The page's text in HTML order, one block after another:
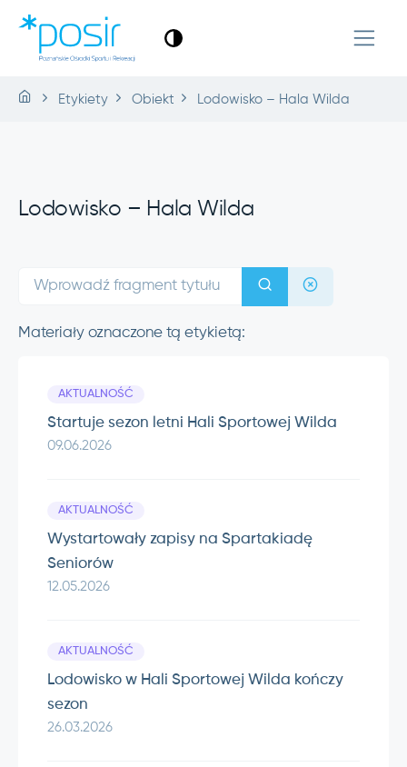
Etykiety Obiekt Lodowisko – Hala Wilda
Lodowisko – Hala Wilda
Materiały oznaczone tą etykietą:
Startuje sezon letni Hali Sportowej Wilda
09.06.2026
AKTUALNOŚĆ
Wystartowały zapisy na Spartakiadę
Seniorów
12.05.2026
AKTUALNOŚĆ
Lodowisko w Hali Sportowej Wilda kończy
sezon
26.03.2026
AKTUALNOŚĆ